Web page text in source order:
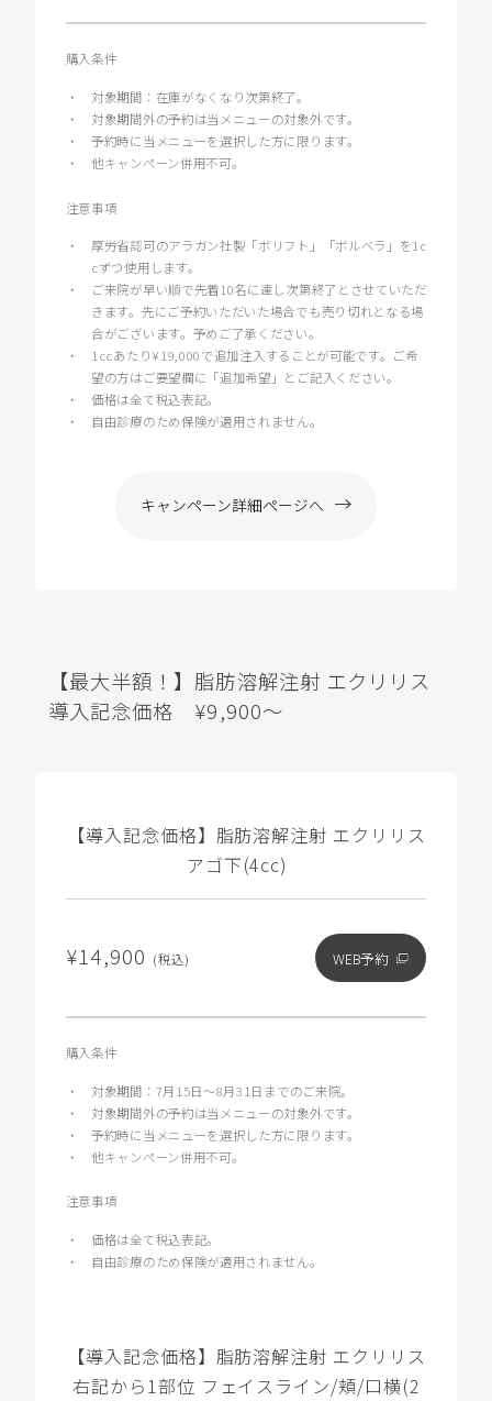
購入条件
・ 対象期間：在庫がなくなり次第終了。
・ 対象期間外の予約は当メニューの対象外です。
・予約時に当メニューを選択した方に限ります。
・他キャンペーン併用不可。
注意事項
・ 厚労省認可のアラガン社製「ボリフト」「ボルベラ」を1c
cずつ使用します。
・
ご来院が早い順で先着10名に達し次第終了とさせていただ
きます。先にご予約いただいた場合でも売り切れとなる場
合がございます。予めご了承ください。
・ 1ccあたり¥19,000で追加注入することが可能です。ご希
望の方はご要望欄に「追加希望」とご記入ください。
・価格は全て税込表記。
・
自由診療のため保険が適用されません。
キャンペーン詳細ページへ
【最大半額！】脂肪溶解注射 エクリリス
導入記念価格 ¥9,900～
【導入記念価格】脂肪溶解注射 エクリリス
アゴ下(4cc)
¥14,900 (税込) WEB予約
購入条件
・ 対象期間：7月15日～8月31日までのご来院。
・ 対象期間外の予約は当メニューの対象外です。
・予約時に当メニューを選択した方に限ります。
・他キャンペーン併用不可。
注意事項
・価格は全て税込表記。
・
自由診療のため保険が適用されません。
【導入記念価格】脂肪溶解注射 エクリリス
右記から1部位 フェイスライン/頬/口横(2